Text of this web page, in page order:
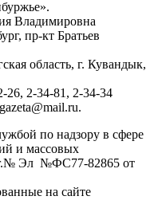
Владимировна
пр-кт Братьев
область, г. Кувандык,
26, 2-34-81, 2-34-34
по надзору в сфере
и массовых
Эл №ФС77-82865 от
на сайте